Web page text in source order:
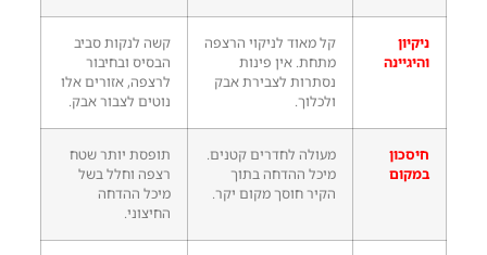
ניקיון
והיגיינה
קל מאוד לניקוי הרצפה
מתחת. אין פינות
נסתרות לצבירת אבק
ולכלוך.
קשה לנקות סביב
הבסיס ובחיבור
לרצפה, אזורים אלו
נוטים לצבור אבק.
חיסכון
במקום
מעולה לחדרים קטנים.
מיכל ההדחה בתוך
הקיר חוסך מקום יקר.
תופסת יותר שטח
רצפה וחלל בשל
מיכל ההדחה
החיצוני.